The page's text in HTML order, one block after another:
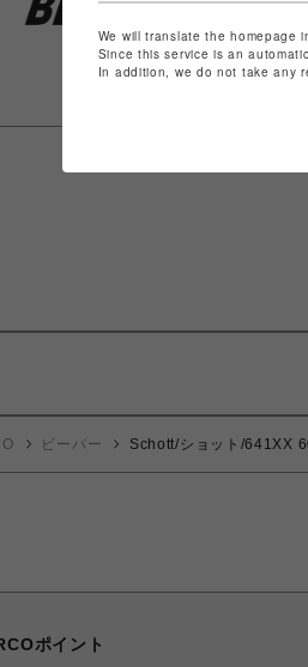
ビーバー Schott/ショット/641XX
ポイント
We will translate the homepage
Since this service is an
In addition, we do not take any